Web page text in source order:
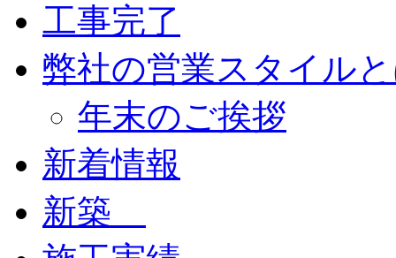
工事完了
弊社の営業スタイル
年末のご挨拶
新着情報
新築